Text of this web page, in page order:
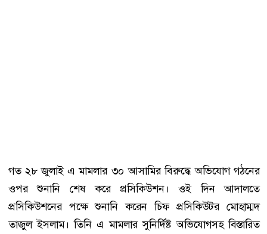
গত ২৮ জুলাই এ মামলার ৩০ আসামির বিরুদ্ধে অভিযোগ গঠনের
ওপর শুনানি শেষ করে প্রসিকিউশন। ওই দিন আদালতে
প্রসিকিউশনের পক্ষে শুনানি করেন চিফ প্রসিকিউটর মোহাম্মদ
তাজুল ইসলাম। তিনি এ মামলার সুনির্দিষ্ট অভিযোগসহ বিস্তারিত